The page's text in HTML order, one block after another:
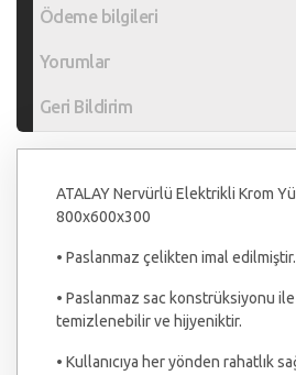
Ödeme bilgileri
Yorumlar
Geri Bildirim
ATALAY Nervürlü Elektrikli Krom
800x600x300
• Paslanmaz çelikten imal edilmiştir.
• Paslanmaz sac konstrüksiyonu
temizlenebilir ve hijyeniktir.
• Kullanıcıya her yönden rahatlık